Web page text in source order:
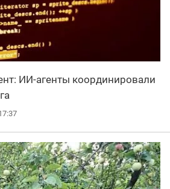
ИИ-агенты координировали